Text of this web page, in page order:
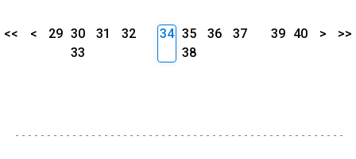
<< < 29 30 31
32
33
34 35 36
37
38
39 40 > >>